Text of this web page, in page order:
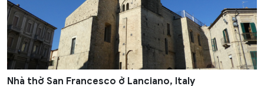
Nhà thờ San Francesco ở Lanciano, Italy